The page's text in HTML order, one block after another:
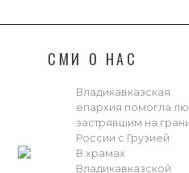
СМИ О НАС
Владикавказская
епархия помогла
застрявшим на
России с Грузией
В храмах
Владикавказской